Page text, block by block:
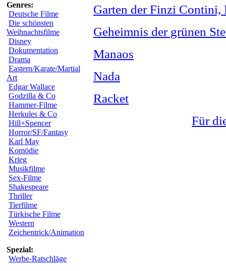
Genres:
Deutsche Filme
Die schönsten
Weihnachtsfilme
Disney
Dokumentation
Drama
Eastern/Karate/Martial
Art
Edgar Wallace
Godzilla & Co
Hammer-Filme
Herkules & Co
Hill+Spencer
Horror/SF/Fantasy
Karl May
Komödie
Krieg
Musikfilme
Sex-Filme
Shakespeare
Thriller
Tierfilme
Türkische Filme
Western
Zeichentrick/Animation
Spezial:
Werbe-Ratschläge
Garten der Finzi Contini,
Geheimnis der grünen
Manaos
Nada
Racket
Für